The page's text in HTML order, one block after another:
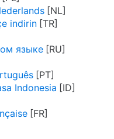
indirin
языке
Indonesia